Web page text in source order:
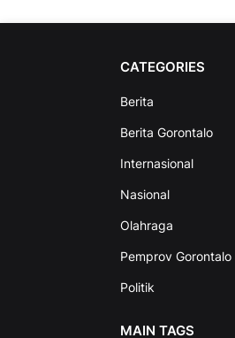
CATEGORIES
Berita
Berita Gorontalo
Internasional
Nasional
Olahraga
Pemprov Gorontalo
Politik
MAIN TAGS